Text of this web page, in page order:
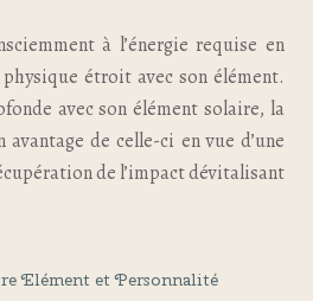
à l’énergie requise en
étroit avec son élément.
avec son élément solaire, la
de celle-ci en vue d’une
de l’impact dévitalisant
Elément et Personnalité